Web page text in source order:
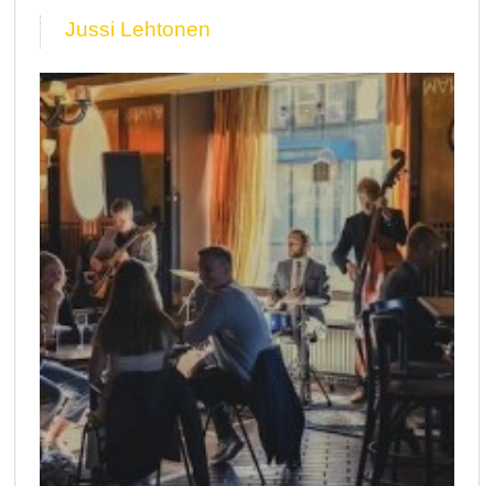
Jussi Lehtonen